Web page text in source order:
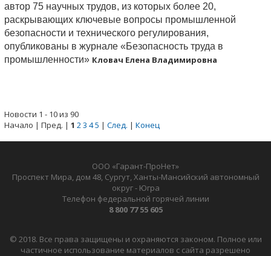
автор 75 научных трудов, из которых более 20,
раскрывающих ключевые вопросы промышленной
безопасности и технического регулирования,
опубликованы в журнале «Безопасность труда в
промышленности» Кловач Елена Владимировна
Новости 1 - 10 из 90
Начало | Пред. | 1 23 45 | След. | Конец
ООО «Гарант-ПроНет»
Проспект Мира, дом 48, Сургут, Ханты-Мансийский автономный
округ - Югра
Телефон федеральной горячей линии
8 800 77 55 605
© 2018. Все права защищены и охраняются законом. Полное или
частичное использование материалов с сайта разрешено